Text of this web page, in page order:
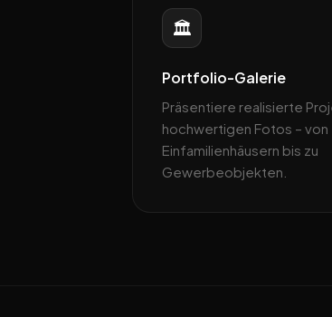
🏛️
Portfolio-Galerie
Präsentiere realisierte
hochwertigen Fotos – von
Einfamilienhäusern bis zu
Gewerbeobjekten.